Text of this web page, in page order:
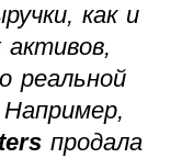
как и
реальной
продала